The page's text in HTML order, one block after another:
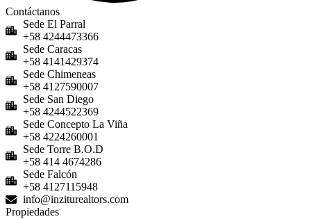
Contáctanos
Sede El Parral
+58 4244473366
Sede Caracas
+58 4141429374
Sede Chimeneas
+58 4127590007
Sede San Diego
+58 4244522369
Sede Concepto La Viña
+58 4224260001
Sede Torre B.O.D
+58 414 4674286
Sede Falcón
+58 4127115948
info@inziturealtors.com
Propiedades